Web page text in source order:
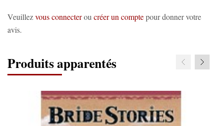
Veuillezvous connecterou créer un comptepour donner votre
avis.
Produits apparentés